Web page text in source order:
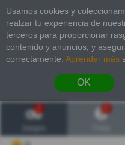
Usamos cookies y
realzar tu experiencia de
terceros para proporcionar
contenido y anuncios, y
correctamente. Aprender más
OK
2